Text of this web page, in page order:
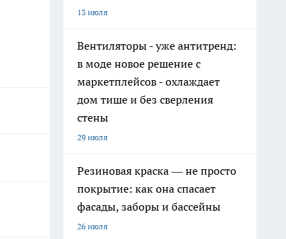
13 июля
Вентиляторы - уже антитренд:
в моде новое решение с
маркетплейсов - охлаждает
дом тише и без сверления
стены
29 июля
Резиновая краска — не просто
покрытие: как она спасает
фасады, заборы и бассейны
26 июля